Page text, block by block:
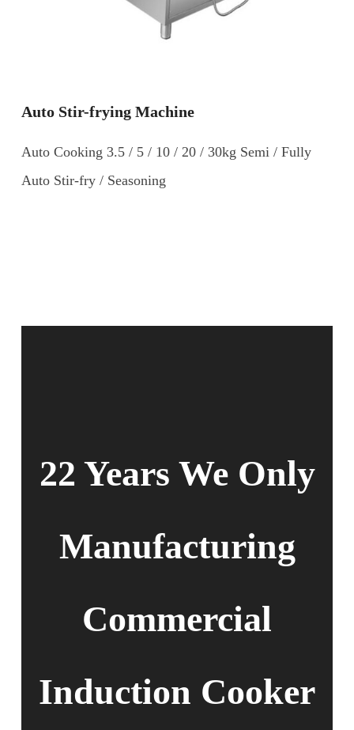
Auto Stir-frying Machine
Auto Cooking 3.5 / 5 / 10 / 20 / 30kg Semi / Fully
Auto Stir-fry / Seasoning
22 Years We Only
Manufacturing
Commercial
Induction Cooker